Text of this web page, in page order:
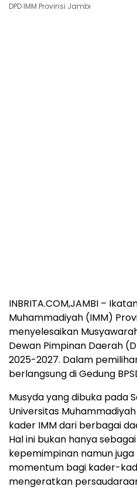
DPD IMM Provinsi Jambi
INBRITA.COM,JAMBI –
Muhammadiyah (IMM)
menyelesaikan
Dewan Pimpinan Daerah
2025-2027. Dalam
berlangsung di Gedung
Musyda yang dibuka pada
Universitas
kader IMM dari berbagai
Hal ini bukan hanya
kepemimpinan namun
momentum bagi kader-
mengeratkan